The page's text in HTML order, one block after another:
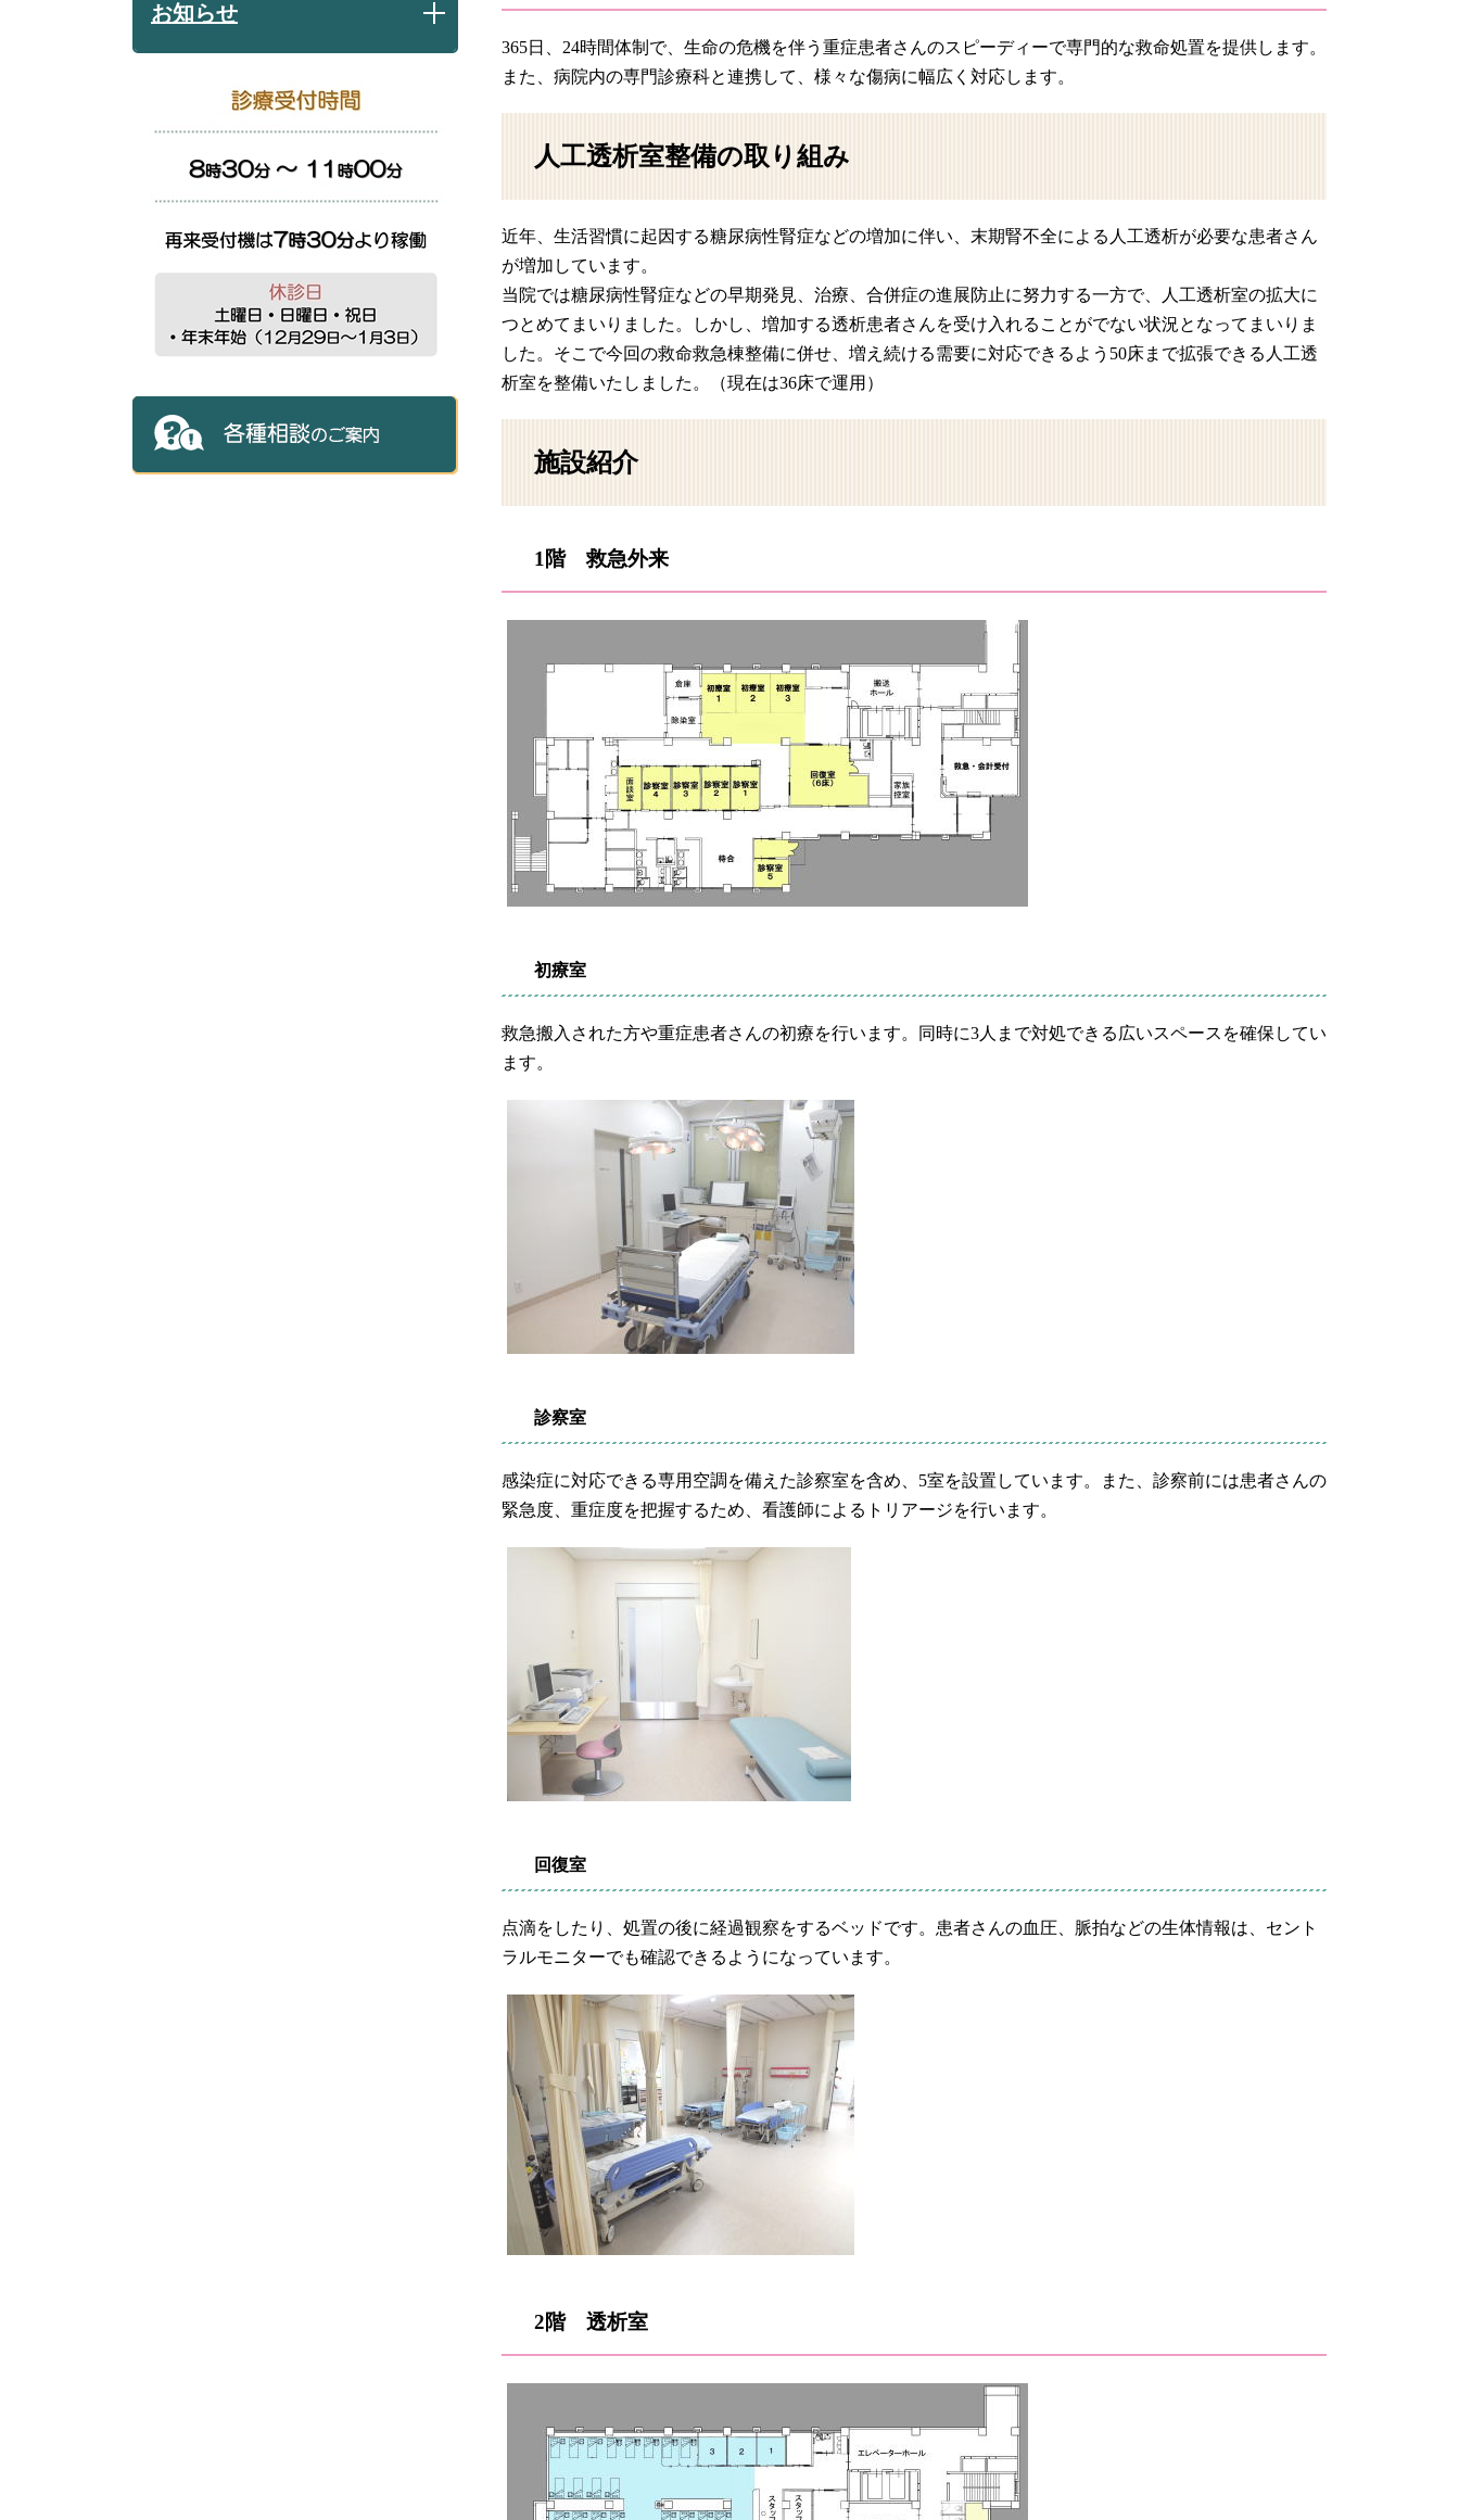
365日、24時間体制で、生命の危機を伴う重症患者さんのスピーディーで専門的な救命処置を提供します。
また、病院内の専門診療科と連携して、様々な傷病に幅広く対応します。
人工透析室整備の取り組み
近年、生活習慣に起因する糖尿病性腎症などの増加に伴い、末期腎不全による人工透析が必要な患者さん
が増加しています。
当院では糖尿病性腎症などの早期発見、治療、合併症の進展防止に努力する一方で、人工透析室の拡大に
つとめてまいりました。しかし、増加する透析患者さんを受け入れることがでない状況となってまいりま
した。そこで今回の救命救急棟整備に併せ、増え続ける需要に対応できるよう50床まで拡張できる人工透
析室を整備いたしました。（現在は36床で運用）
施設紹介
1階 救急外来
初療室
救急搬入された方や重症患者さんの初療を行います。同時に3人まで対処できる広いスペースを確保してい
ます。
診察室
感染症に対応できる専用空調を備えた診察室を含め、5室を設置しています。また、診察前には患者さんの
緊急度、重症度を把握するため、看護師によるトリアージを行います。
回復室
点滴をしたり、処置の後に経過観察をするベッドです。患者さんの血圧、脈拍などの生体情報は、セント
ラルモニターでも確認できるようになっています。
2階 透析室
お知らせ